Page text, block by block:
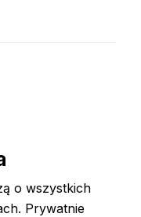
o wszystkich
Prywatnie